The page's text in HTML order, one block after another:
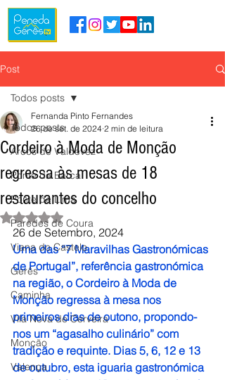
Post
Todos posts
Arcos de Valdevez
Ponte da Barca
Ponte de Lima
Paredes de Coura
Viana do Castelo
Gerês
Caminha
Vila Nova de Cerveira
Monção
Valença
Todos posts
Cordeiro à Moda de Monção
regressa às mesas de 18
restaurantes do concelho
Fernanda Pinto Fernandes
26 de set. de 2024 2 min de leitura
Avaliado com NaN de 5 estrelas.
26 de Setembro, 2024
Uma das “7 Maravilhas Gastronómicas
de Portugal”, referência gastronómica
na região, o Cordeiro à Moda de
Monção regressa à mesa nos
primeiros dias de outono, propondo-
nos um “agasalho culinário” com
tradição e requinte. Dias 5, 6, 12 e 13
de outubro, esta iguaria gastronómica